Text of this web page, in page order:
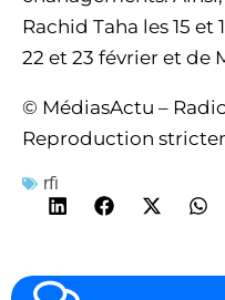
Rachid Taha les 15 et
22 et 23 février et de
© MédiasActu –
Reproduction
rfi